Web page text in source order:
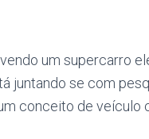
um supercarro
juntando se com
conceito de veículo